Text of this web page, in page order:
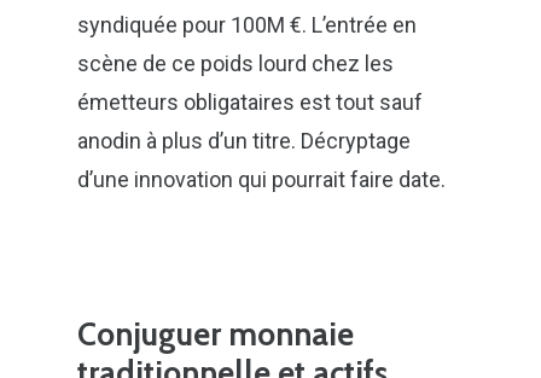
syndiquée pour 100M €. L’entrée en
scène de ce poids lourd chez les
émetteurs obligataires est tout sauf
anodin à plus d’un titre. Décryptage
d’une innovation qui pourrait faire date.
Conjuguer monnaie